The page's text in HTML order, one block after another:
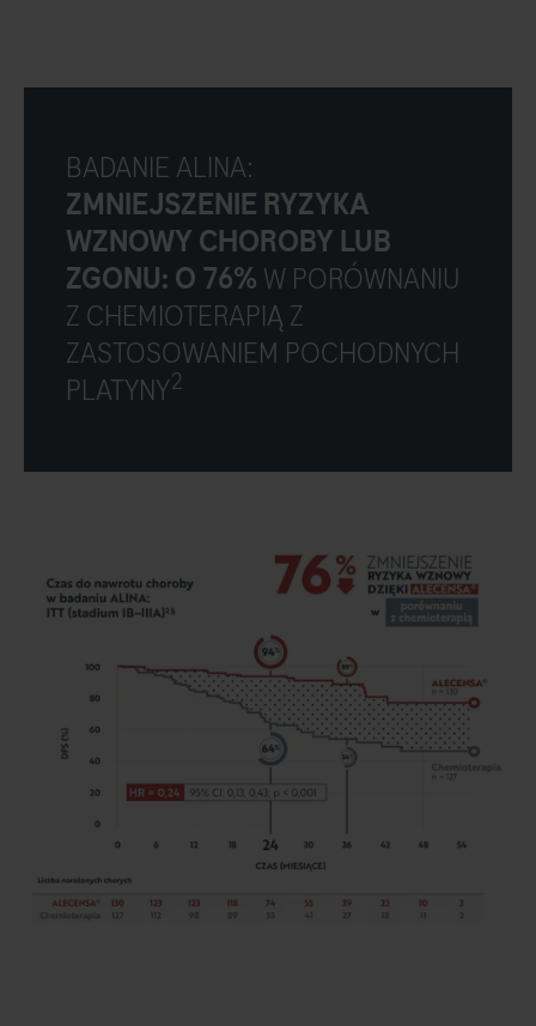
BADANIE ALINA:
ZMNIEJSZENIE RYZYKA
WZNOWY CHOROBY LUB
ZGONU: O 76% W PORÓWNANIU
Z CHEMIOTERAPIĄ Z
ZASTOSOWANIEM POCHODNYCH
PLATYNY2